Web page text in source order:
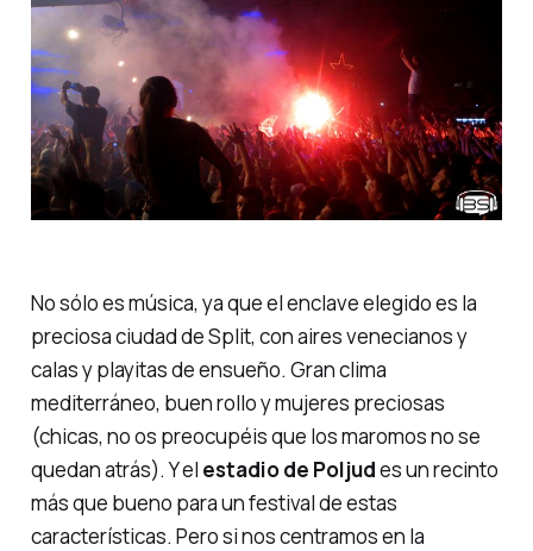
No sólo es música, ya que el enclave elegido es la
preciosa ciudad de Split, con aires venecianos y
calas y playitas de ensueño. Gran clima
mediterráneo, buen rollo y mujeres preciosas
(chicas, no os preocupéis que los maromos no se
quedan atrás). Y el estadio de Poljudes un recinto
más que bueno para un festival de estas
características. Pero si nos centramos en la